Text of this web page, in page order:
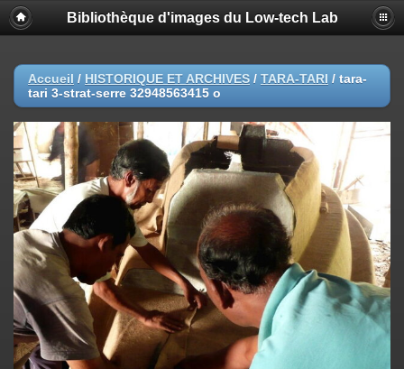
Bibliothèque d'images du Low-tech Lab
Accueil / HISTORIQUE ET ARCHIVES / TARA-TARI / tara-
tari 3-strat-serre 32948563415 o